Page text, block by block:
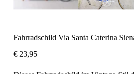
Fahrradschild Via Santa Caterina
€23,95